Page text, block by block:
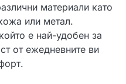
материали като
или метал.
е най-удобен за
от ежедневните ви